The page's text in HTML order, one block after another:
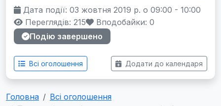
Дата події: 03 жовтня 2019 р. о 09:00 - 10:00
Переглядів: 215
Вподобайки: 0
Подію завершено
Всі оголошення Додати до календаря
Головна
Всі оголошення